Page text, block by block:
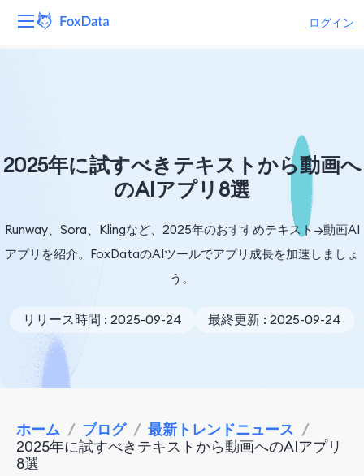
ログイン
ソリューション
価格
2025年に試すべきテキストから動画へ
のAIアプリ8選
Runway、Sora、Klingなど、2025年のおすすめテキスト→動画AI
アプリを紹介。FoxDataのAIツールでアプリ成長を加速しましょ
う。
リリース時間 : 2025-09-24 最終更新 : 2025-09-24
ホーム / ブログ / 最新トレンドニュース /
2025年に試すべきテキストから動画へのAIアプリ
8選